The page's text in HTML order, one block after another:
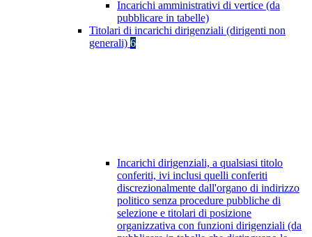
Incarichi amministrativi di vertice (da
pubblicare in tabelle)
Titolari di incarichi dirigenziali (dirigenti non
generali) 6
Incarichi dirigenziali, a qualsiasi titolo
conferiti, ivi inclusi quelli conferiti
discrezionalmente dall'organo di indirizzo
politico senza procedure pubbliche di
selezione e titolari di posizione
organizzativa con funzioni dirigenziali (da